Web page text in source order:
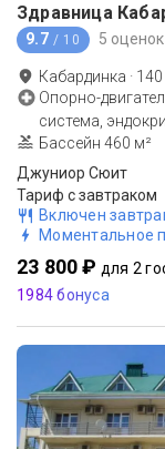
Здравница
9.7 / 10 5 оценок
Кабардинка · 140
Опорно-
система,
Бассейн 460 м²
Джуниор Сюит
Тариф с завтраком
Включен
Моментальное
23 800 ₽ для 2
1984 бонуса